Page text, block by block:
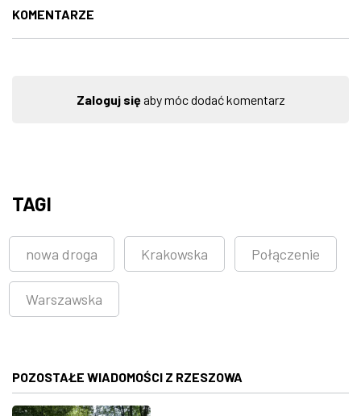
KOMENTARZE
Zaloguj sięaby móc dodać komentarz
TAGI
nowa droga Krakowska Połączenie
Warszawska
POZOSTAŁE WIADOMOŚCI Z RZESZOWA